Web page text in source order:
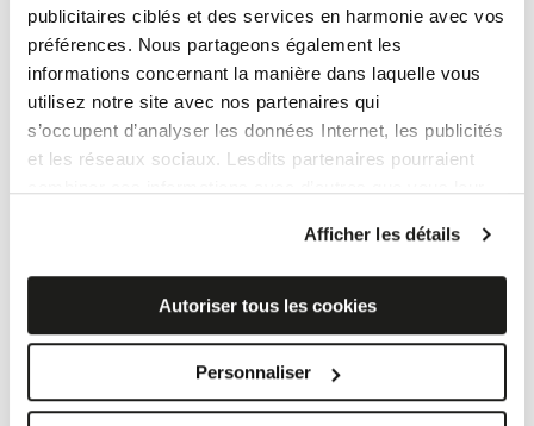
publicitaires ciblés et des services en harmonie avec vos
préférences. Nous partageons également les
informations concernant la manière dans laquelle vous
utilisez notre site avec nos partenaires qui
s’occupent d’analyser les données Internet, les publicités
et les réseaux sociaux. Lesdits partenaires pourraient
Si vous souhaitez en savoir davantage ou refusez le
consentement à tous les cookies, ou à quelques-uns
seulement,cliquez ici. Le consentement peut être
cookies ». Si vous ne voulez pas de cookies de profilage,
vous pouvez refuser le consentement avec la touche
Afficher les détails
Autoriser tous les cookies
Personnaliser
EFFETS
Effet marbré
Pierre en grès
Effet ciment
AMBIANCES
Grès cérame salle de bain
Céramique pour cuisine